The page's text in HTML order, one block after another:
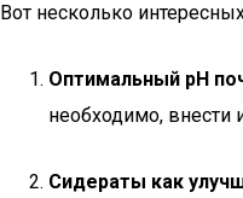
Вот несколько
Оптимальный pH
необходимо, внести
Сидераты как